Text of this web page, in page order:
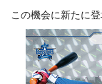
この機会に新たに